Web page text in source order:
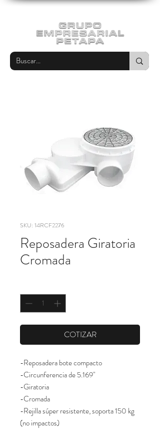
SKU: 14RCF2276
Reposadera Giratoria
Cromada
COTIZAR
-Reposadera bote compacto
-Circunferencia de 5.169"
-Giratoria
-Cromada
-Rejilla súper resistente, soporta 150 kg
(no impactos)